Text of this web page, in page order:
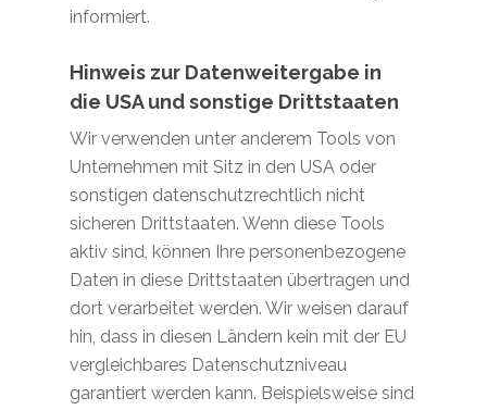
informiert.
Hinweis zur Datenweitergabe in
die USA und sonstige Drittstaaten
Wir verwenden unter anderem Tools von
Unternehmen mit Sitz in den USA oder
sonstigen datenschutzrechtlich nicht
sicheren Drittstaaten. Wenn diese Tools
aktiv sind, können Ihre personenbezogene
Daten in diese Drittstaaten übertragen und
dort verarbeitet werden. Wir weisen darauf
hin, dass in diesen Ländern kein mit der EU
vergleichbares Datenschutzniveau
garantiert werden kann. Beispielsweise sind